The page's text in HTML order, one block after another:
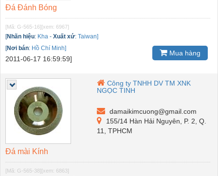
Đá Đánh Bóng
[Mã: G-565-16][xem: 6967]
[Nhãn hiệu: Kha - Xuất xứ: Taiwan]
[Nơi bán: Hồ Chí Minh]
2011-06-17 16:59:59]
Mua hàng
Công ty TNHH DV TM XNK
NGỌC TINH
damaikimcuong@gmail.com
155/14 Hàn Hải Nguyên, P. 2, Q.
11, TPHCM
Đá mài Kính
[Mã: G-565-38][xem: 6863]